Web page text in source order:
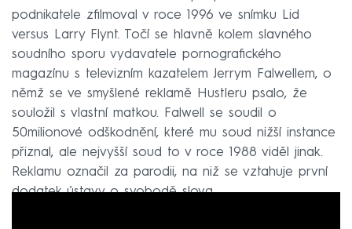
podnikatele zfilmoval v roce 1996 ve snímku Lid
versus Larry Flynt. Točí se hlavně kolem slavného
soudního sporu vydavatele pornografického
magazínu s televizním kazatelem Jerrym Falwellem, o
němž se ve smyšlené reklamě Hustleru psalo, že
souložil s vlastní matkou. Falwell se soudil o
50milionové odškodnění, které mu soud nižší instance
přiznal, ale nejvyšší soud to v roce 1988 viděl jinak.
Reklamu označil za parodii, na niž se vztahuje první
dodatek ústavy o svobodě slova.